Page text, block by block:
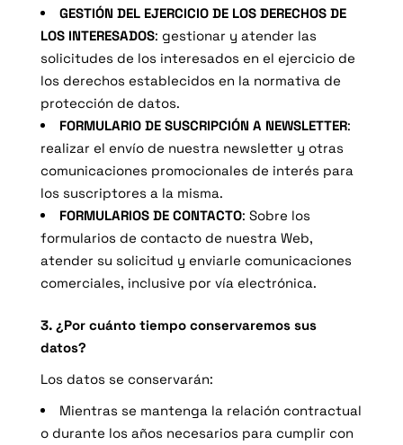
GESTIÓN DEL EJERCICIO DE LOS DERECHOS DE
LOS INTERESADOS: gestionar y atender las
solicitudes de los interesados en el ejercicio de
los derechos establecidos en la normativa de
protección de datos.
FORMULARIO DE SUSCRIPCIÓN A NEWSLETTER:
realizar el envío de nuestra newsletter y otras
comunicaciones promocionales de interés para
los suscriptores a la misma.
FORMULARIOS DE CONTACTO: Sobre los
formularios de contacto de nuestra Web,
atender su solicitud y enviarle comunicaciones
comerciales, inclusive por vía electrónica.
3. ¿Por cuánto tiempo conservaremos sus
datos?
Los datos se conservarán:
Mientras se mantenga la relación contractual
o durante los años necesarios para cumplir con